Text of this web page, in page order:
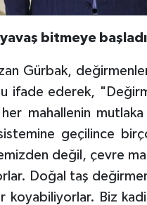
bitmeye
Gürbak,
ifade ederek,
mahallenin
geçilince
değil, çevre
Doğal taş
koyabiliyorlar. Biz